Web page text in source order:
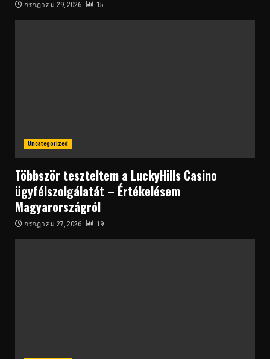
กรกฎาคม 29, 2026 15
Uncategorized
Többször teszteltem a LuckyHills Casino
ügyfélszolgálatát – Értékelésem
Magyarországról
กรกฎาคม 27, 2026 19